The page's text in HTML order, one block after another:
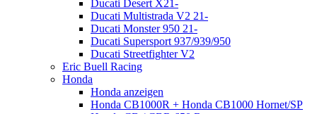
Ducati Desert X21-
Ducati Multistrada V2 21-
Ducati Monster 950 21-
Ducati Supersport 937/939/950
Ducati Streetfighter V2
Eric Buell Racing
Honda
Honda anzeigen
Honda CB1000R + Honda CB1000 Hornet/SP